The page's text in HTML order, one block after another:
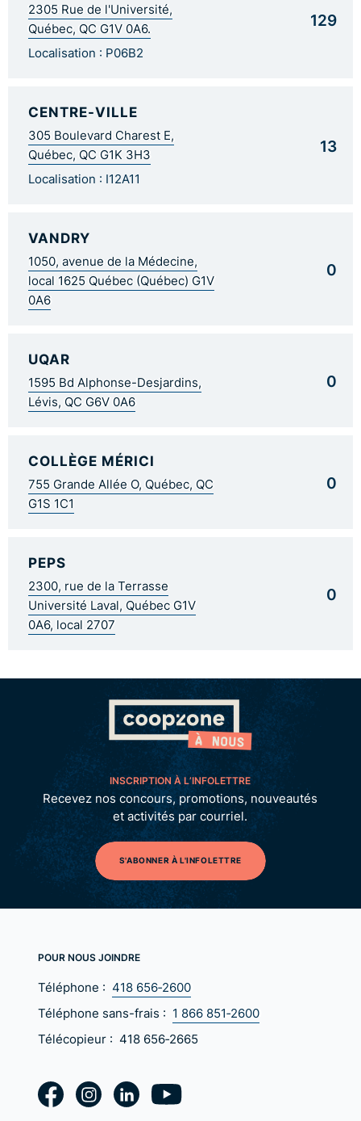
2305 Rue de l'Université,
Québec, QC G1V 0A6.
Localisation : P06B2
129
CENTRE-VILLE
305 Boulevard Charest E,
Québec, QC G1K 3H3
Localisation : I12A11
13
VANDRY
1050, avenue de la Médecine,
local 1625 Québec (Québec) G1V
0A6
0
UQAR
1595 Bd Alphonse-Desjardins,
Lévis, QC G6V 0A6
0
COLLÈGE MÉRICI
755 Grande Allée O, Québec, QC
G1S 1C1
0
PEPS
2300, rue de la Terrasse
Université Laval, Québec G1V
0A6, local 2707
0
INSCRIPTION À L’INFOLETTRE
Recevez nos concours, promotions, nouveautés
et activités par courriel.
S'ABONNER À L'INFOLETTRE
POUR NOUS JOINDRE
Téléphone : 418 656‑2600
Téléphone sans-frais : 1 866 851‑2600
Télécopieur : 418 656‑2665